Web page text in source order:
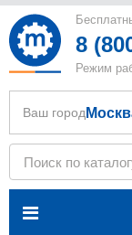
8
Режим
Ваш город